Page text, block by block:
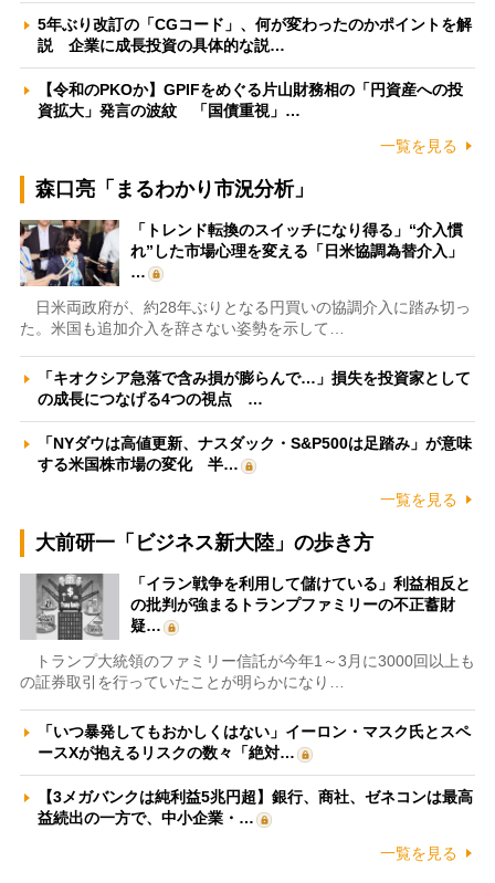
5年ぶり改訂の「CGコード」、何が変わったのかポイントを解
説 企業に成長投資の具体的な説…
【令和のPKOか】GPIFをめぐる片山財務相の「円資産への投
資拡大」発言の波紋 「国債重視」…
一覧を見る
森口亮「まるわかり市況分析」
「トレンド転換のスイッチになり得る」“介入慣
れ”した市場心理を変える「日米協調為替介入」
…
日米両政府が、約28年ぶりとなる円買いの協調介入に踏み切っ
た。米国も追加介入を辞さない姿勢を示して…
「キオクシア急落で含み損が膨らんで…」損失を投資家として
の成長につなげる4つの視点 …
「NYダウは高値更新、ナスダック・S&P500は足踏み」が意味
する米国株市場の変化 半…
一覧を見る
大前研一「ビジネス新大陸」の歩き方
「イラン戦争を利用して儲けている」利益相反と
の批判が強まるトランプファミリーの不正蓄財
疑…
トランプ大統領のファミリー信託が今年1～3月に3000回以上も
の証券取引を行っていたことが明らかになり…
「いつ暴発してもおかしくはない」イーロン・マスク氏とスペ
ースXが抱えるリスクの数々「絶対…
【3メガバンクは純利益5兆円超】銀行、商社、ゼネコンは最高
益続出の一方で、中小企業・…
一覧を見る